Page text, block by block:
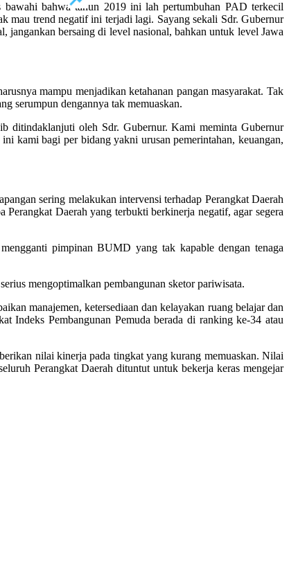
bahwa tahun 2019 ini lah pertumbuhan PAD terkecil
mau trend negatif ini terjadi lagi. Sayang sekali Sdr. Gubernur
jangankan bersaing di level nasional, bahkan untuk level Jawa
mampu menjadikan ketahanan pangan masyarakat. Tak
serumpun dengannya tak memuaskan.
ditindaklanjuti oleh Sdr. Gubernur. Kami meminta Gubernur
kami bagi per bidang yakni urusan pemerintahan, keuangan,
sering melakukan intervensi terhadap Perangkat Daerah
Daerah yang terbukti berkinerja negatif, agar segera
pimpinan BUMD yang tak kapable dengan tenaga
mengoptimalkan pembangunan sketor pariwisata.
manajemen, ketersediaan dan kelayakan ruang belajar dan
Indeks Pembangunan Pemuda berada di ranking ke-34 atau
nilai kinerja pada tingkat yang kurang memuaskan. Nilai
Perangkat Daerah dituntut untuk bekerja keras mengejar